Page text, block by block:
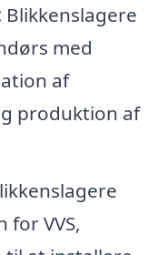
Blikkenslagere
med
af
produktion af
VVS,